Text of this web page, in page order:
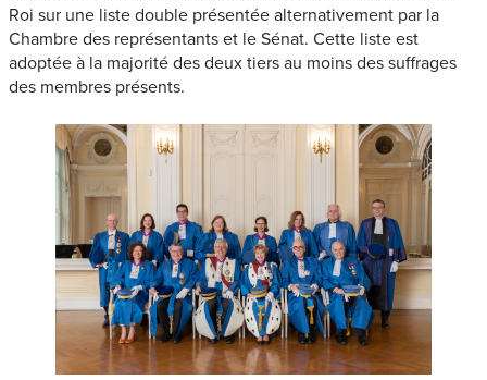
Roi sur une liste double présentée alternativement par la
Chambre des représentants et le Sénat. Cette liste est
adoptée à la majorité des deux tiers au moins des suffrages
des membres présents.